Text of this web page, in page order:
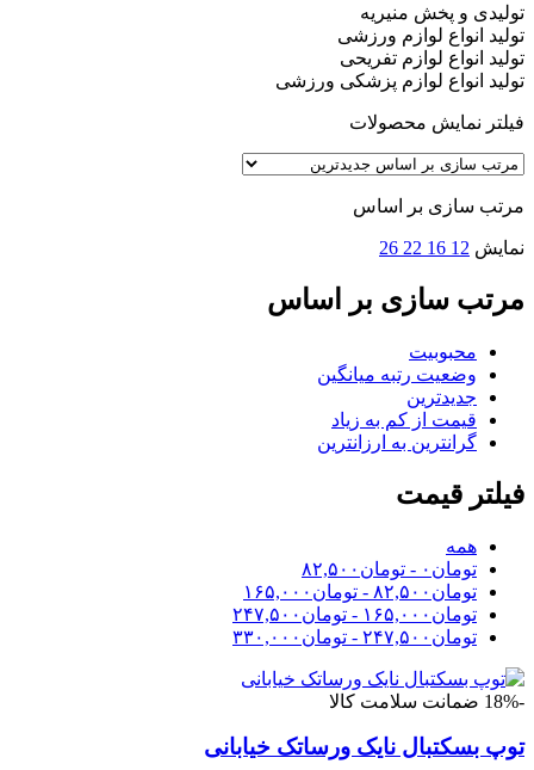
تولیدی و پخش منیریه
تولید انواع لوازم ورزشی
تولید انواع لوازم تفریحی
تولید انواع لوازم پزشکی ورزشی
فیلتر نمایش محصولات
مرتب سازی بر اساس
نمایش 12
16
22
26
مرتب سازی بر اساس
محبوبیت
وضعیت رتبه میانگین
جدیدترین
قیمت از کم به زیاد
گرانترین به ارزانترین
فیلتر قیمت
همه
تومان ۰ - تومان ۸۲,۵۰۰
تومان ۸۲,۵۰۰ - تومان ۱۶۵,۰۰۰
تومان ۱۶۵,۰۰۰ - تومان ۲۴۷,۵۰۰
تومان ۲۴۷,۵۰۰ - تومان ۳۳۰,۰۰۰
-18% ضمانت سلامت کالا
توپ بسکتبال نایک ورساتک خیابانی